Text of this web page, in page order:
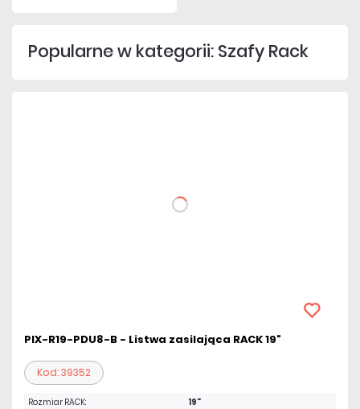
Popularne w kategorii: Szafy Rack
PIX-R19-PDU8-B - Listwa zasilająca RACK 19"
Kod: 39352
Rozmiar RACK: 19"